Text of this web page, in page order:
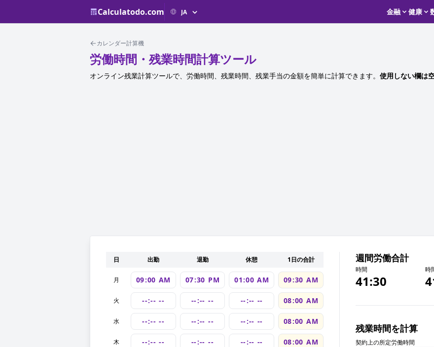
Calculatodo.com 金融 健康
カレンダー計算機
労働時間・残業時間計算ツール
オンライン残業計算ツールで、労働時間、残業時間、残業手当の金額を簡単に計算できます。 使用しない欄は
日 出勤 退勤 休憩 1日の合計
月
火
水
木
週間労働合計
時間
41:30
時
残業時間を計算
契約上の所定労働時間